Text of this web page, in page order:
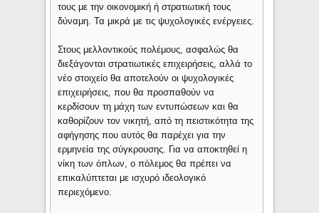
τους με την οικονομική ή στρατιωτική τους
δύναμη. Τα μικρά με τις ψυχολογικές ενέργειες.
Στους μελλοντικούς πολέμους, ασφαλώς θα
διεξάγονται στρατιωτικές επιχειρήσεις, αλλά το
νέο στοιχείο θα αποτελούν οι ψυχολογικές
επιχειρήσεις, που θα προσπαθούν να
κερδίσουν τη μάχη των εντυπώσεων και θα
καθορίζουν τον νικητή, από τη πειστικότητα της
αφήγησης που αυτός θα παρέχει για την
ερμηνεία της σύγκρουσης. Για να αποκτηθεί η
νίκη των όπλων, ο πόλεμος θα πρέπει να
επικαλύπτεται με ισχυρό ιδεολογικό
περιεχόμενο.